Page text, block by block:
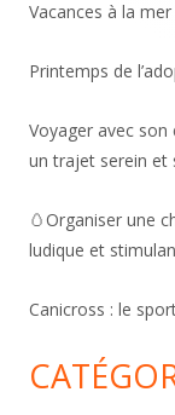
Vacances à la
Printemps de
Voyager avec son
un trajet serein et
🥚Organiser une
ludique et
Canicross : le